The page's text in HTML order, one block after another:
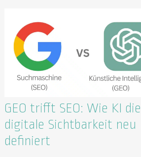
GEO trifft SEO: Wie KI die
digitale Sichtbarkeit neu
definiert